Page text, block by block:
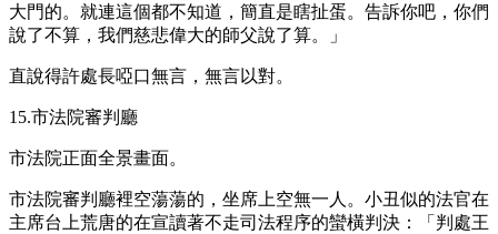
大門的。就連這個都不知道，簡直是瞎扯蛋。告訴你吧，你們
說了不算，我們慈悲偉大的師父說了算。」
直說得許處長啞口無言，無言以對。
15.市法院審判廳
市法院正面全景畫面。
市法院審判廳裡空蕩蕩的，坐席上空無一人。小丑似的法官在
主席台上荒唐的在宣讀著不走司法程序的蠻橫判決：「判處王